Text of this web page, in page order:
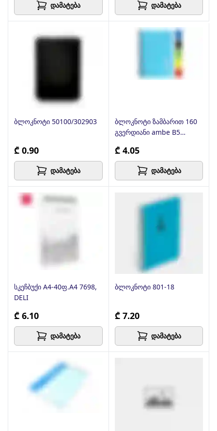
დამატება დამატება
ბლოკნოტი 50100/302903
₾ 0.90
დამატება
ბლოკნოტი ზამბარით 160
გვერდიანი ambe B5
₾ 4.05
დამატება
სკეჩბუქი A4-40ფ.A4 7698,
DELI
₾ 6.10
დამატება
ბლოკნოტი 801-18
₾ 7.20
დამატება